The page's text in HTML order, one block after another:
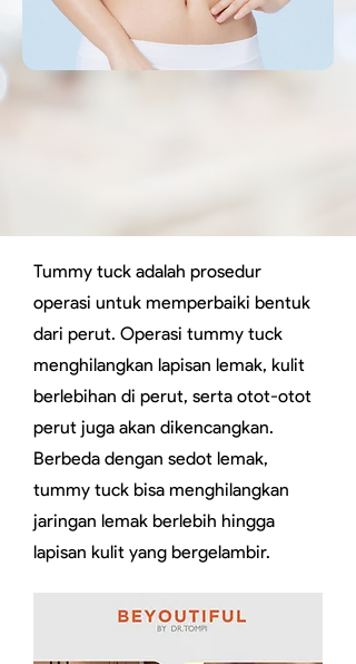
Tummy tuck adalah prosedur
operasi untuk memperbaiki bentuk
dari perut. Operasi tummy tuck
menghilangkan lapisan lemak, kulit
berlebihan di perut, serta otot-otot
perut juga akan dikencangkan.
Berbeda dengan sedot lemak,
tummy tuck bisa menghilangkan
jaringan lemak berlebih hingga
lapisan kulit yang bergelambir.